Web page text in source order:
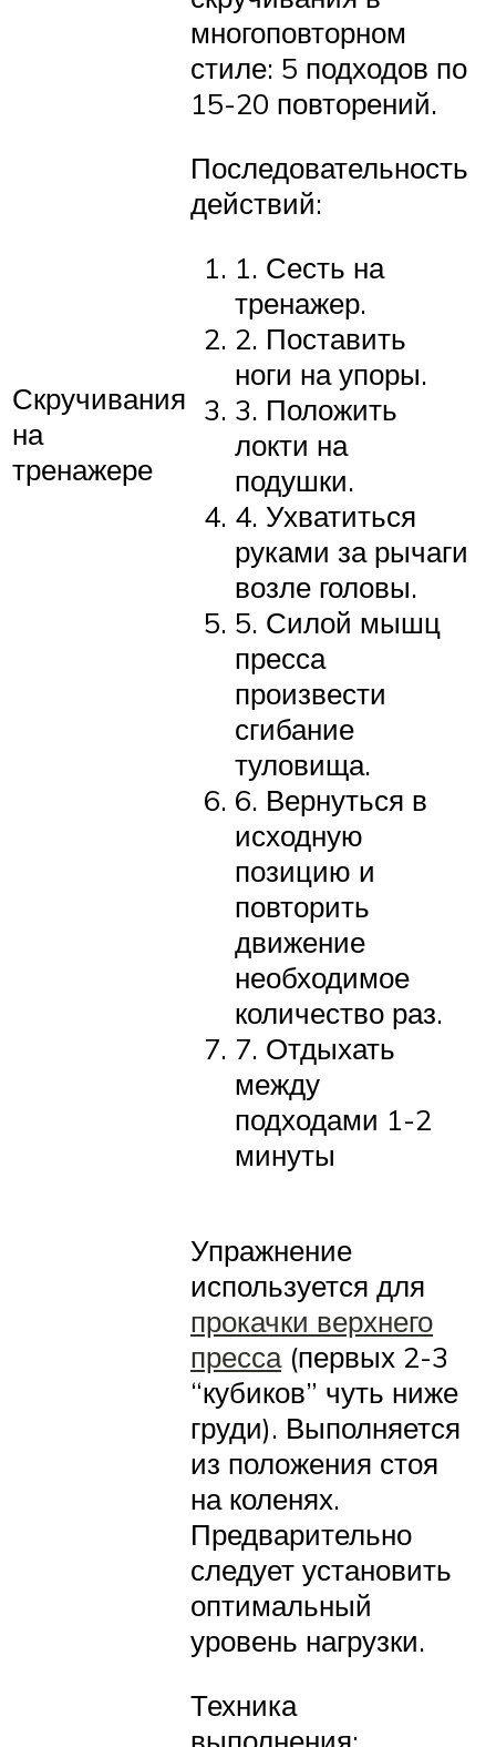
Скручивания
на
тренажере
многоповторном
стиле: 5 подходов по
15-20 повторений.
Последовательность
действий:
1. Сесть на
тренажер.
2. Поставить
ноги на упоры.
3. Положить
локти на
подушки.
4. Ухватиться
руками за рычаги
возле головы.
5. Силой мышц
пресса
произвести
сгибание
туловища.
6. Вернуться в
исходную
позицию и
повторить
движение
необходимое
количество раз.
7. Отдыхать
между
подходами 1-2
минуты
Упражнение
используется для
прокачки верхнего
пресса(первых 2-3
“кубиков” чуть ниже
груди). Выполняется
из положения стоя
на коленях.
Предварительно
следует установить
оптимальный
уровень нагрузки.
Техника